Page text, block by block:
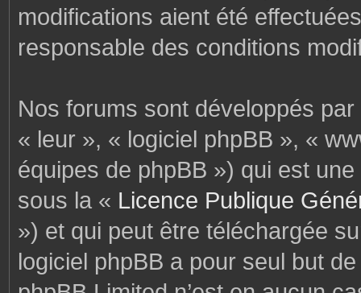
modifications aient été
responsable des conditions
Nos forums sont développés
« leur », « logiciel phpBB », «
équipes de phpBB ») qui est
sous la « Licence Publique
») et qui peut être téléchargée
logiciel phpBB a pour seul but